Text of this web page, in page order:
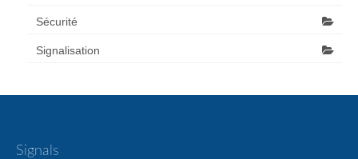
Sécurité
Signalisation
Signals